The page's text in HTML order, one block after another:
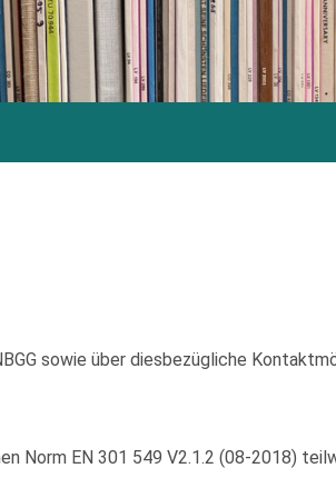
sowie über diesbezügliche
Norm EN 301 549 V2.1.2 (08-2018)